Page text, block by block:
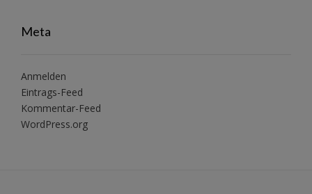
Meta
Anmelden
Eintrags-Feed
Kommentar-Feed
WordPress.org